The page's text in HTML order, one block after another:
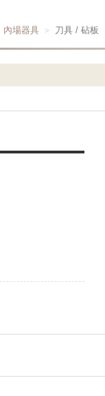
內場器具 刀具 / 砧板